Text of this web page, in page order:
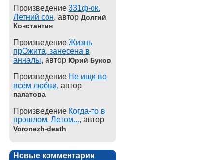
Произведение 331ф-ок.
Летний сон, автор Долгий
Константин
Произведение Жизнь
прОжита, занесена в
анналы, автор Юрий Буков
Произведение Не ищи во
всём любви, автор
палатова
Произведение Когда-то в
прошлом. Летом..., автор
Voronezh-death
Новые комментарии